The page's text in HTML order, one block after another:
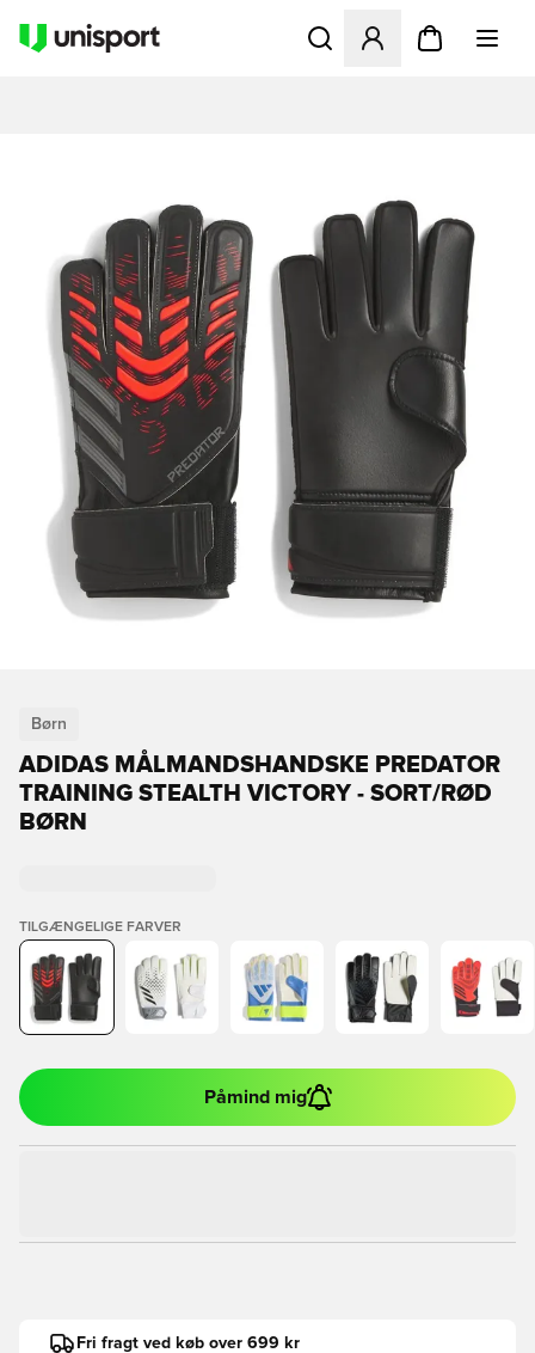
Åbner en Modal til at
Børn
ADIDAS MÅLMANDSHANDSKE PREDATOR
TRAINING STEALTH VICTORY - SORT/RØD
BØRN
TILGÆNGELIGE FARVER
Påmind mig
Fri fragt ved køb over 699 kr